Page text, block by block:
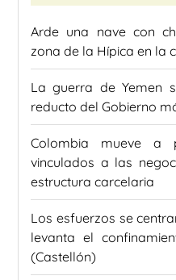
Arde una nave con
zona de la Hípica en la
La guerra de Yemen
reducto del Gobierno
Colombia mueve a
vinculados a las
estructura carcelaria
Los esfuerzos se
levanta el
(Castellón)